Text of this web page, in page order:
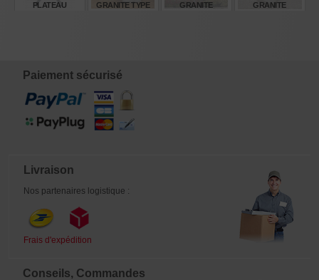
PLATEAU
GRANITE TYPE
GRANITE
GRANITE
Paiement sécurisé
Livraison
Nos partenaires logistique :
Frais d'expédition
Conseils, Commandes